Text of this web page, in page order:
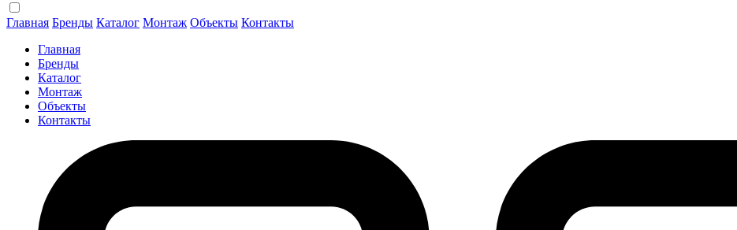
Главная Бренды Каталог Монтаж Объекты Контакты
Главная
Бренды
Каталог
Монтаж
Объекты
Контакты